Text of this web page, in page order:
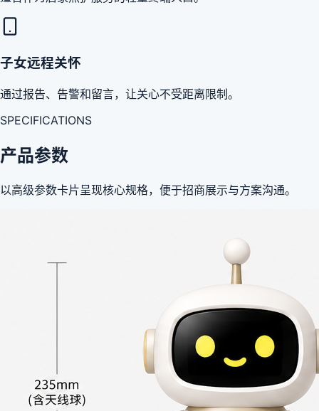
子女远程关怀
通过报告、告警和留言，让关心不受距离限制。
SPECIFICATIONS
产品参数
以高级参数卡片呈现核心规格，便于招商展示与方案沟通。